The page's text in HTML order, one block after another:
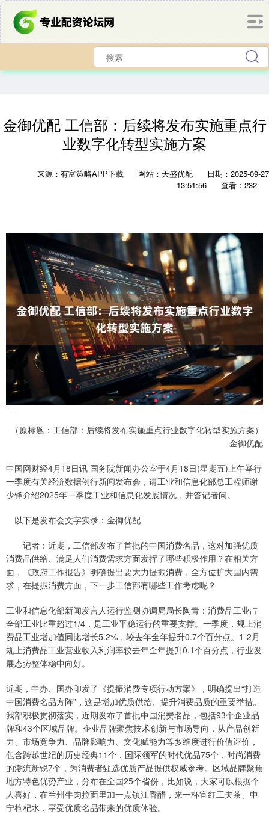
金御优配 工信部：后续将发布实施重点行
业数字化转型实施方案
来源：有富策略APP下载 网站：天盛优配
日期：2025-09-27
13:51:56
查看：232
（原标题：工信部：后续将发布实施重点行业数字化转型实施方案）
金御优配
中国网财经4月18日讯 国务院新闻办公室于4月18日(星期五)上午举行
一季度有关经济数据例行新闻发布会，请工业和信息化部总工程师谢
少锋介绍2025年一季度工业和信息化发展情况，并答记者问。
以下是发布会文字实录：金御优配
记者：近期，工信部发布了首批的中国消费名品，这对加强优质
消费品供给、满足人们消费需求方面发挥了哪些积极作用？在相关方
面，《政府工作报告》明确提出要大力提振消费，全方位扩大国内需
求，在提振消费方面，下一步工信部有哪些工作考虑呢？
工业和信息化部新闻发言人运行监测协调局局长陶青：消费品工业占
全部工业比重超过1/4，是工业平稳运行的重要支撑。一季度，规上消
费品工业增加值同比增长5.2%，较去年全年提升0.7个百分点。1-2月
规上消费品工业营业收入利润率较去年全年提升0.1个百分点，行业发
展态势整体稳中向好。
近期，中办、国办印发了《提振消费专项行动方案》，明确提出“打造
中国消费名品方阵”，这是增加优质供给、提升消费品质的重要举措。
我部积极贯彻落实，近期发布了首批中国消费名品，包括93个企业品
牌和43个区域品牌。企业品牌聚焦技术创新与市场导向，从产品创新
力、市场竞争力、品牌影响力、文化赋能力等多维度进行价值评价，
包含跨越世纪的历史经典11个，国际领军的时代优品75个，时尚消费
的潮流新锐7个，为消费者甄选优质产品提供权威参考。区域品牌聚焦
地方特色优势产业，分布在全国25个省份，比如说，大家可以根据个
人喜好，在兰州牛肉拉面里加一点镇江香醋，来一杯宜红工夫茶、中
宁枸杞水，享受优质名品带来的优质体验。